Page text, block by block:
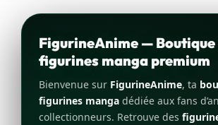
FigurineAnime — Boutique
figurines manga premium
Bienvenue sur FigurineAnime, ta
figurines manga dédiée aux fans
collectionneurs. Retrouve des